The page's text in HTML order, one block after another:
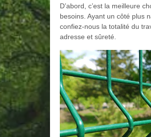
D’abord, c’est la meilleure
besoins. Ayant un côté plus
confiez-nous la totalité du
adresse et sûreté.